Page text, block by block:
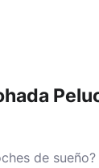
de sueño?